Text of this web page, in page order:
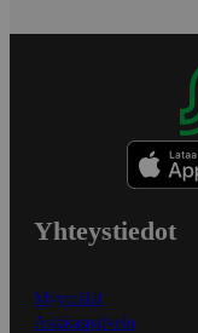
Yhteystiedot
Myymälät
Asiakaspalvelu